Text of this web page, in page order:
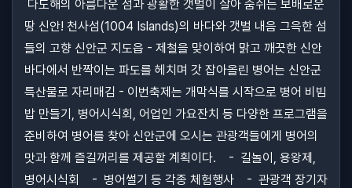
다도해의 아름다운 섬과 광활한 갯벌이 살아 숨쉬는 보배로운
땅 신안! 천사섬(1004 Islands)의 바다와 갯벌 내음 그윽한 섬
들의 고향 신안군 지도읍 - 제철을 맞이하여 맑고 깨끗한 신안
바다에서 반짝이는 파도를 헤치며 갓 잡아올린 병어는 신안군
특산물로 자리매김 - 이번축제는 개막식를 시작으로 병어 비빔
밥 만들기, 병어시식회, 어업인 가요잔치 등 다양한 프로그램을
준비하여 병어를 찾아 신안군에 오시는 관광객들에게 병어의
맛과 함께 즐길꺼리를 제공할 계획이다. - 길놀이, 용왕제,
병어시식회 - 병어썰기 등 각종 체험행사 - 관광객 장기자